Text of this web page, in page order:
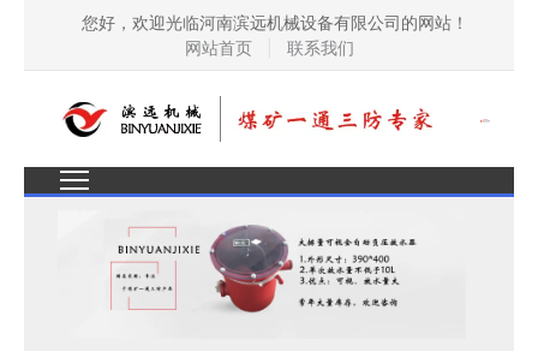
您好，欢迎光临河南滨远机械设备有限公司的网站！
网站首页
联系我们